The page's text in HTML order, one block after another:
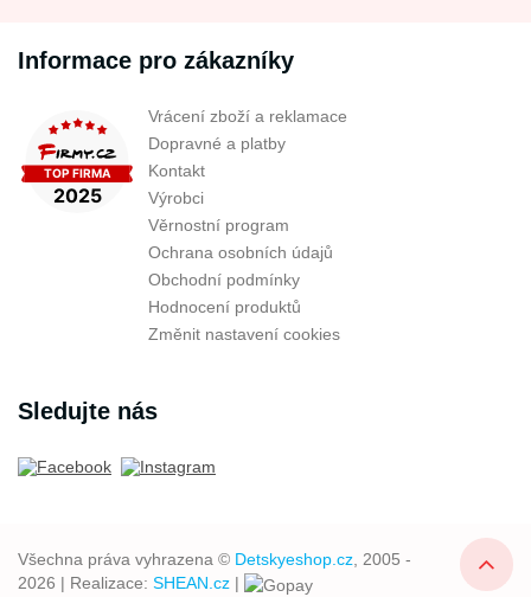
Informace pro zákazníky
Vrácení zboží a reklamace
Dopravné a platby
Kontakt
Výrobci
Věrnostní program
Ochrana osobních údajů
Obchodní podmínky
Hodnocení produktů
Změnit nastavení cookies
Sledujte nás
Všechna práva vyhrazena © Detskyeshop.cz, 2005 -
2026 | Realizace: SHEAN.cz |